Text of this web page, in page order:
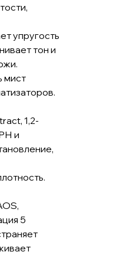
упругость
тон и
мист
1,2-
и
5